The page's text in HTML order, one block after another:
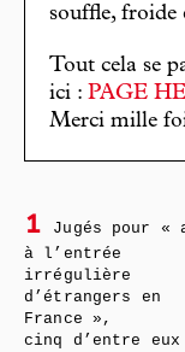
souffle, froide
Tout cela se
ici : PAGE
Merci mille
1
Jugés pour «
à l’entrée
irrégulière
d’étrangers en
France »,
cinq d’entre